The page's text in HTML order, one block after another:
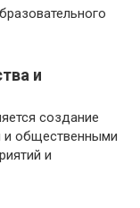
и
создание
и общественными
и